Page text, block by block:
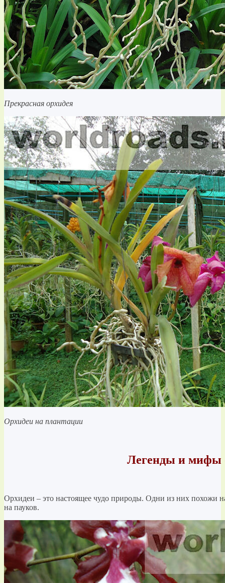
Прекрасная орхидея
Орхидеи на плантации
Легенды и мифы
Орхидеи – это настоящее чудо природы. Одни из них похожи
на пауков.